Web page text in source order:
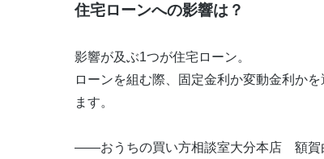
住宅ローンへの影響は？
影響が及ぶ1つが住宅ローン。
ローンを組む際、固定金利か変動金利か
ます。
――おうちの買い方相談室大分本店 額賀